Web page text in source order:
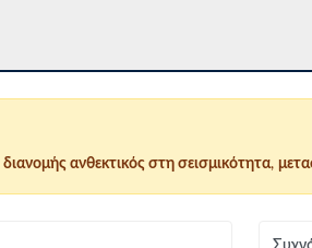
ανθεκτικός στη σεισμικότητα,